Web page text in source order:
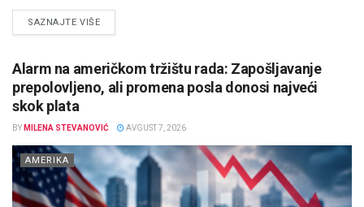
SAZNAJTE VIŠEDETAILS
Alarm na američkom tržištu rada: Zapošljavanje
prepolovljeno, ali promena posla donosi najveći
skok plata
BY MILENA STEVANOVIĆ AVGUST 7, 2026
AMERIKA